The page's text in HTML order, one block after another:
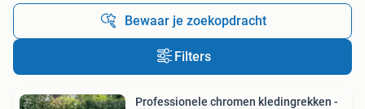
Bewaar je zoekopdracht
Filters
Professionele chromen kledingrekken -